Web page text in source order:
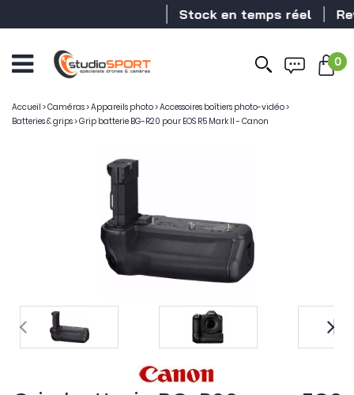
Stock en temps réel
0
Accueil >Caméras>Appareils photo>Accessoires boîtiers photo-vidéo>
Batteries & grips>Grip batterie BG-R20 pour EOS R5 Mark II - Canon